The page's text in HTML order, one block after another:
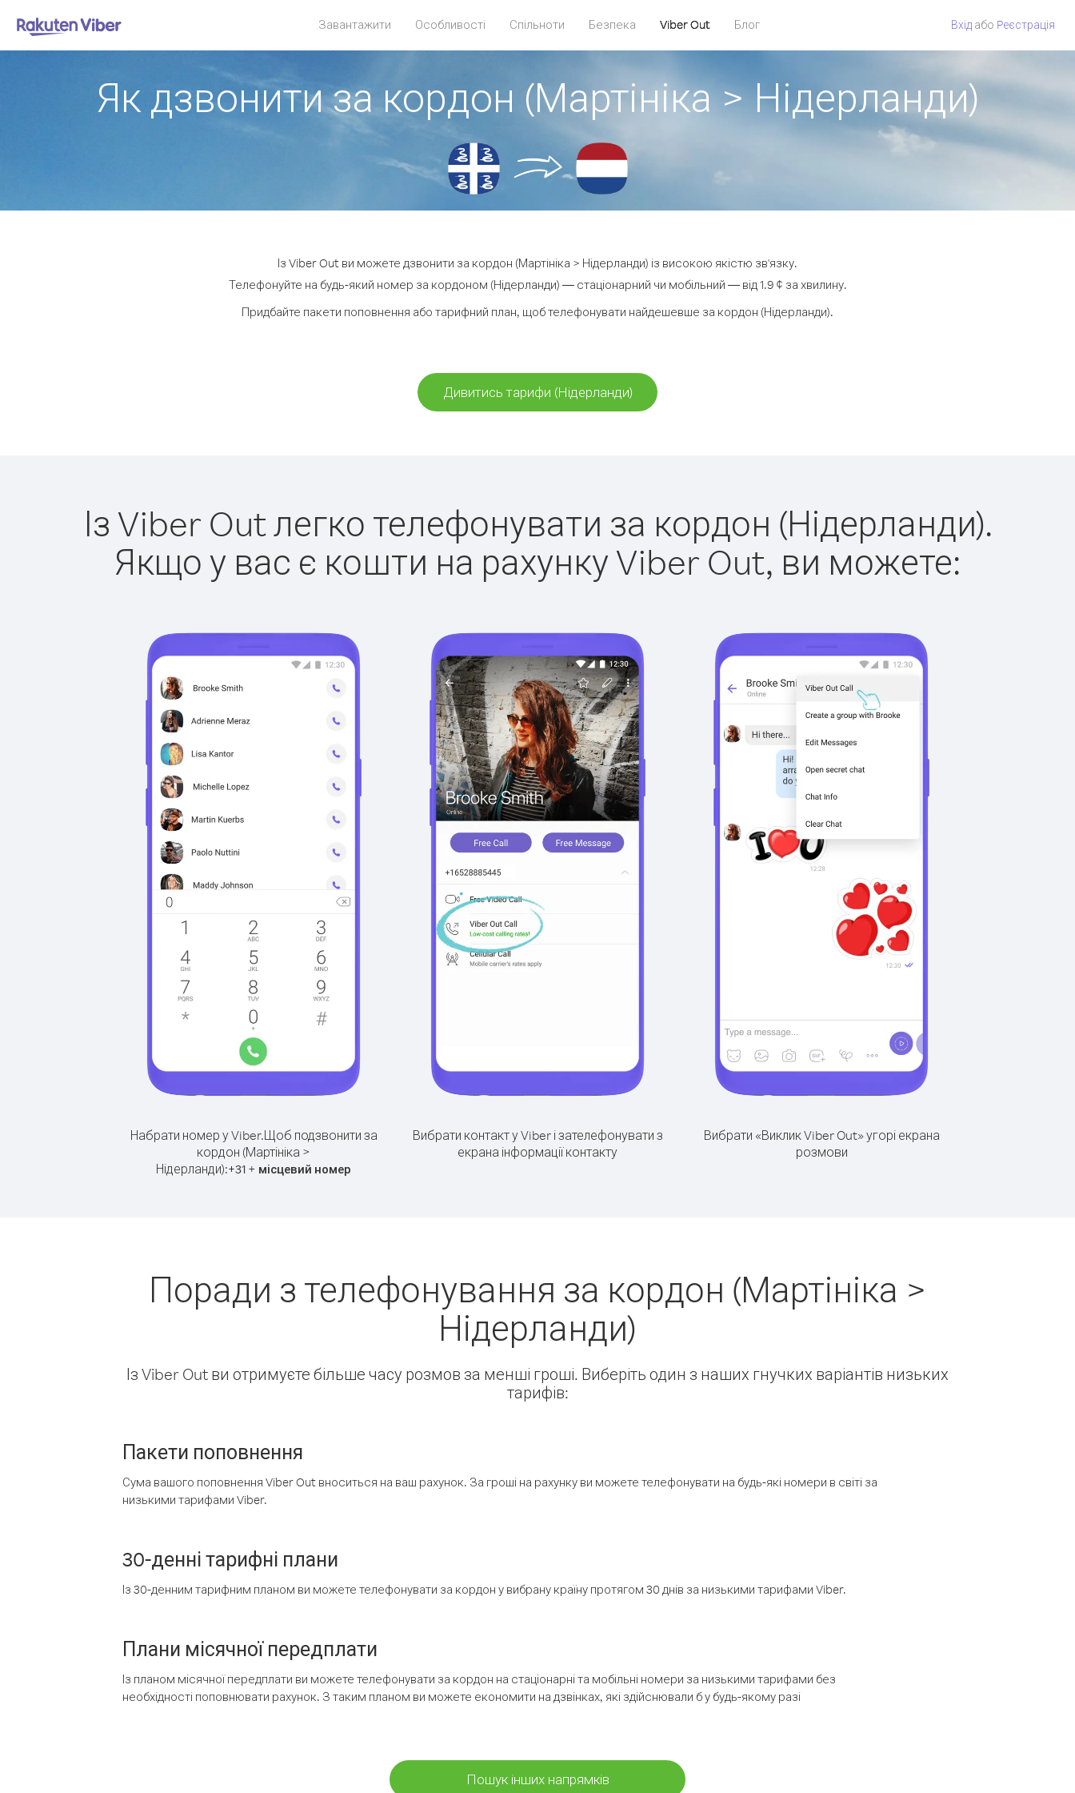
Завантажити Особливості Спільноти Безпека Viber Out Блог Вхід або Pеєстрація
Як дзвонити за кордон (Мартініка > Нідерланди)
Із Viber Out ви можете дзвонити за кордон (Мартініка > Нідерланди) із високою якістю зв'язку.
Телефонуйте на будь-який номер за кордоном (Нідерланди) — стаціонарний чи мобільний — від 1.9 ¢ за хвилину.
Придбайте пакети поповнення або тарифний план, щоб телефонувати найдешевше за кордон (Нідерланди).
Дивитись тарифи (Нідерланди)
Із Viber Out легко телефонувати за кордон (Нідерланди).
Якщо у вас є кошти на рахунку Viber Out, ви можете:
Набрати номер у Viber.Щоб подзвонити за
кордон (Мартініка >
Нідерланди):+31 + місцевий номер
Вибрати контакт у Viber і зателефонувати з
екрана інформації контакту
Вибрати «Виклик Viber Out» угорі екрана
розмови
Поради з телефонування за кордон (Мартініка >
Нідерланди)
Із Viber Out ви отримуєте більше часу розмов за менші гроші. Виберіть один з наших гнучких варіантів низьких
тарифів:
Пакети поповнення
Сума вашого поповнення Viber Out вноситься на ваш рахунок. За гроші на рахунку ви можете телефонувати на будь-які номери в світі за
низькими тарифами Viber.
30-денні тарифні плани
Із 30-денним тарифним планом ви можете телефонувати за кордон у вибрану країну протягом 30 днів за низькими тарифами Viber.
Плани місячної передплати
Із планом місячної передплати ви можете телефонувати за кордон на стаціонарні та мобільні номери за низькими тарифами без
необхідності поповнювати рахунок. З таким планом ви можете економити на дзвінках, які здійснювали б у будь-якому разі
Пошук інших напрямків